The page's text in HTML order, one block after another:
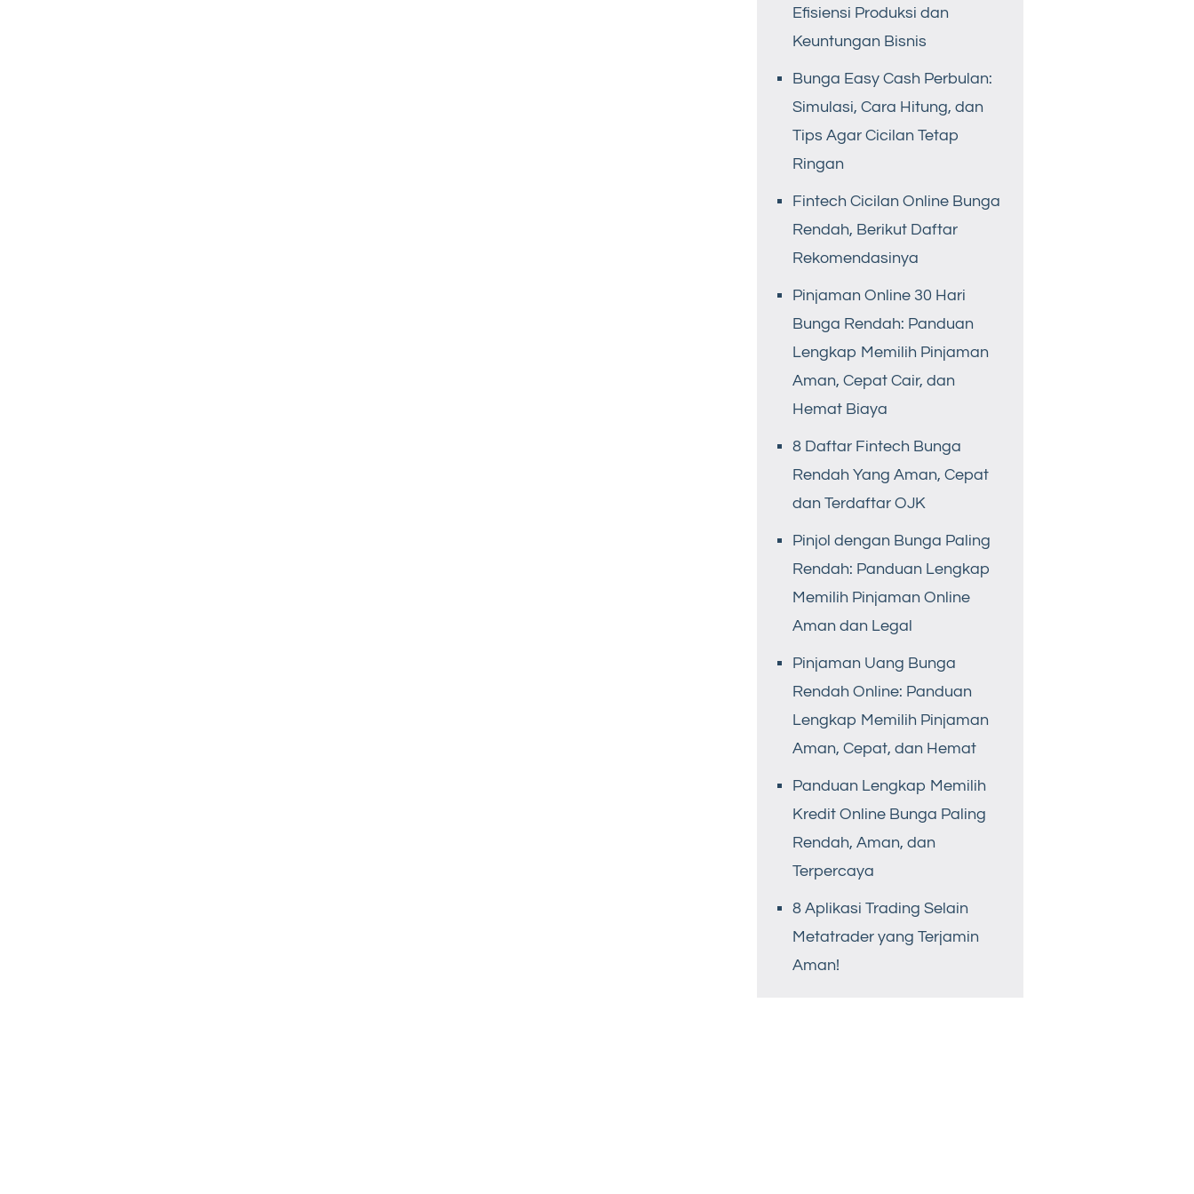
Efisiensi Produksi dan
Keuntungan Bisnis
Bunga Easy Cash Perbulan:
Simulasi, Cara Hitung, dan
Tips Agar Cicilan Tetap
Ringan
Fintech Cicilan Online Bunga
Rendah, Berikut Daftar
Rekomendasinya
Pinjaman Online 30 Hari
Bunga Rendah: Panduan
Lengkap Memilih Pinjaman
Aman, Cepat Cair, dan
Hemat Biaya
8 Daftar Fintech Bunga
Rendah Yang Aman, Cepat
dan Terdaftar OJK
Pinjol dengan Bunga Paling
Rendah: Panduan Lengkap
Memilih Pinjaman Online
Aman dan Legal
Pinjaman Uang Bunga
Rendah Online: Panduan
Lengkap Memilih Pinjaman
Aman, Cepat, dan Hemat
Panduan Lengkap Memilih
Kredit Online Bunga Paling
Rendah, Aman, dan
Terpercaya
8 Aplikasi Trading Selain
Metatrader yang Terjamin
Aman!